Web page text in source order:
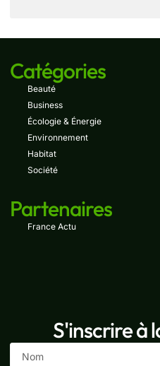
Catégories
Beauté
Business
Écologie & Énergie
Environnement
Habitat
Société
Partenaires
France Actu
S'inscrire à